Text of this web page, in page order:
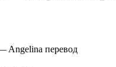
Angelina перевод